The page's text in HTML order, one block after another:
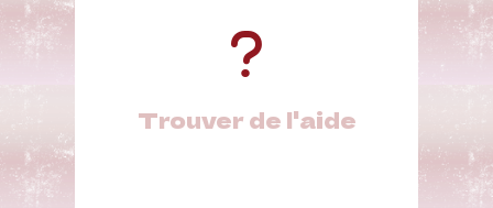
Trouver de l'aide